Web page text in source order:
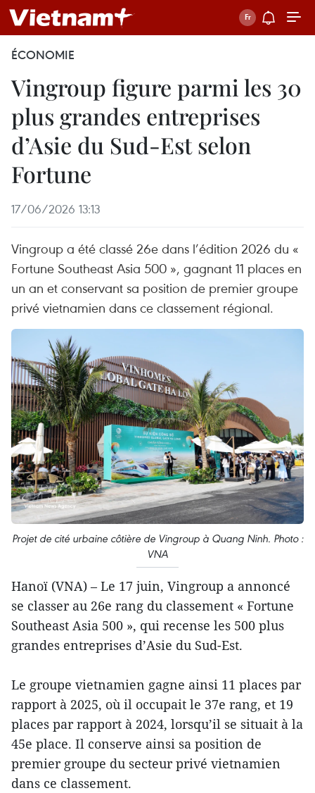
ÉCONOMIE
Vingroup figure parmi les 30
plus grandes entreprises
d’Asie du Sud-Est selon
Fortune
17/06/2026 13:13
Vingroup a été classé 26e dans l’édition 2026 du «
Fortune Southeast Asia 500 », gagnant 11 places en
un an et conservant sa position de premier groupe
privé vietnamien dans ce classement régional.
Projet de cité urbaine côtière de Vingroup à Quang Ninh. Photo :
VNA
Hanoï (VNA) – Le 17 juin, Vingroup a annoncé
se classer au 26e rang du classement « Fortune
Southeast Asia 500 », qui recense les 500 plus
grandes entreprises d’Asie du Sud-Est.
Le groupe vietnamien gagne ainsi 11 places par
rapport à 2025, où il occupait le 37e rang, et 19
places par rapport à 2024, lorsqu’il se situait à la
45e place. Il conserve ainsi sa position de
premier groupe du secteur privé vietnamien
dans ce classement.